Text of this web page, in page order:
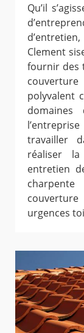
Qu’il
Clement
fournir des
polyvalent
domaines
travailler
réaliser la
entretien
urgences